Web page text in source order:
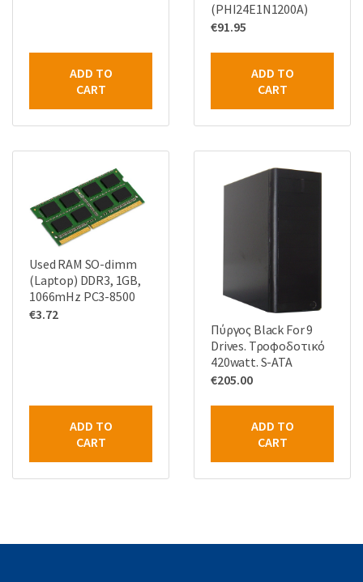
ADD TO
CART
(PHI24E1N1200A)
€91.95
ADD TO
CART
Used RAM SO-dimm
(Laptop) DDR3, 1GB,
1066mHz PC3-8500
€3.72
ADD TO
CART
Πύργος Black For 9
Drives. Τροφοδοτικό
420watt. S-ATA
€205.00
ADD TO
CART